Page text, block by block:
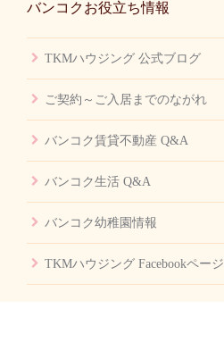
バンコクお役立ち情報
TKMハウジング 公式ブログ
ご契約～ご入居までのながれ
バンコク賃貸不動産 Q&A
バンコク生活 Q&A
バンコク幼稚園情報
TKMハウジング Facebookページ